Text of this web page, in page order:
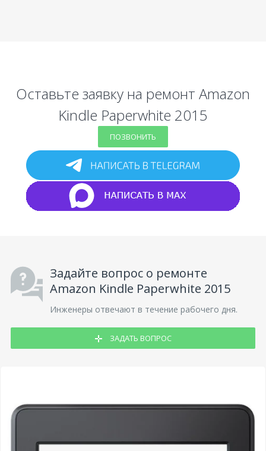
Оставьте заявку на ремонт Amazon
Kindle Paperwhite 2015
ПОЗВОНИТЬ
Задайте вопрос о ремонте
Amazon Kindle Paperwhite 2015
Инженеры отвечают в течение рабочего дня.
ЗАДАТЬ ВОПРОС